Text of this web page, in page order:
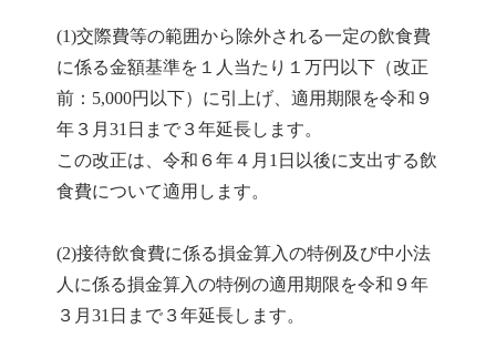
(1)交際費等の範囲から除外される一定の飲食費
に係る金額基準を１人当たり１万円以下（改正
前：5,000円以下）に引上げ、適用期限を令和９
年３月31日まで３年延長します。
この改正は、令和６年４月1日以後に支出する飲
食費について適用します。
(2)接待飲食費に係る損金算入の特例及び中小法
人に係る損金算入の特例の適用期限を令和９年
３月31日まで３年延長します。